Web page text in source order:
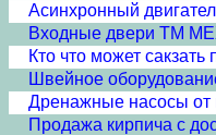
Асинхронный
Входные двери ТМ
Кто что может
Швейное
Дренажные насосы от
Продажа кирпича с